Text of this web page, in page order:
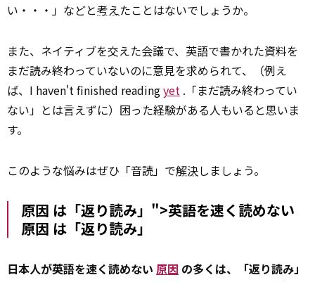
い・・・」などと考えたことはないでしょうか。
また、ネイティブを交えた会議で、英語で書かれた資料を
まだ読み終わっていないのに意見を求められて、（例え
ば、I haven't finished readingyet .「まだ読み終わってい
ない」とは言えずに）困った経験がある人もいると思いま
す。
このような悩みはぜひ「音読」で解決しましょう。
原因 は「返り読み」">英語を速く読めない
原因 は「返り読み」
日本人が英語を速く読めない 原因 の多くは、「返り読み」